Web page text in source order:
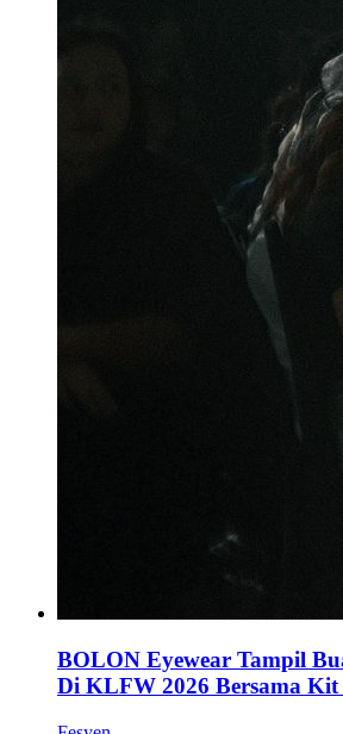
BOLON Eyewear Tampil
Di KLFW 2026 Bersama Kit